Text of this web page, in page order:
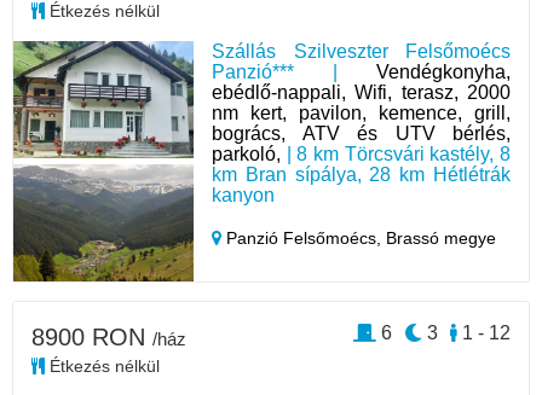
Szállás Szilveszter Felsőmoécs
Panzió*** | Vendégkonyha,
ebédlő-nappali, Wifi, terasz, 2000
nm kert, pavilon, kemence, grill,
bogrács, ATV és UTV bérlés,
parkoló, | 8 km Törcsvári kastély, 8
km Bran sípálya, 28 km Hétlétrák
kanyon
Panzió Felsőmoécs, Brassó megye
Étkezés nélkül
8900 RON /ház
Étkezés nélkül
1 - 12
3
6